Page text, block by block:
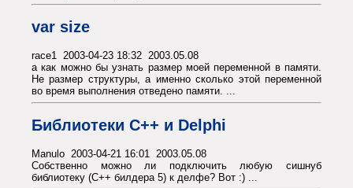
var size
race1 2003-04-23 18:32 2003.05.08
а как можно бы узнать размер моей переменной в памяти.
Не размер структуры, а именно сколько этой переменной
во время выполнения отведено памяти. ...
Библиотеки C++ и Delphi
Manulo 2003-04-21 16:01 2003.05.08
Собственно можно ли подключить любую сишнуб
библиотеку (С++ билдера 5) к делфе? Вот :) ...